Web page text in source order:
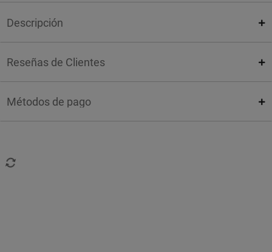
Descripción
Reseñas de Clientes
Métodos de pago